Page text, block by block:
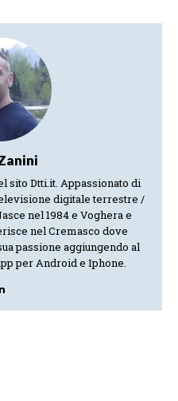
sito Dtti.it. Appassionato di
digitale terrestre /
nel 1984 e Voghera e
nel Cremasco dove
passione aggiungendo al
per Android e Iphone.